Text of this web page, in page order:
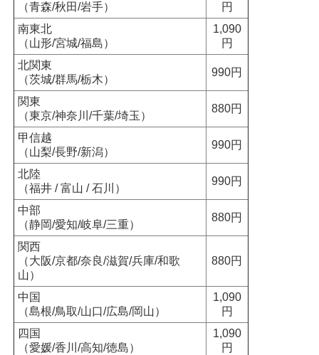
（青森/秋田/岩手）
円
南東北
（山形/宮城/福島）
1,090
円
北関東
（茨城/群馬/栃木）
990円
関東
（東京/神奈川/千葉/埼玉）
880円
甲信越
（山梨/長野/新潟）
990円
北陸
（福井 / 富山 / 石川）
990円
中部
（静岡/愛知/岐阜/三重）
880円
関西
（大阪/京都/奈良/滋賀/兵庫/和歌
山）
880円
中国
（島根/鳥取/山口/広島/岡山）
1,090
円
四国
（愛媛/香川/高知/徳島）
1,090
円